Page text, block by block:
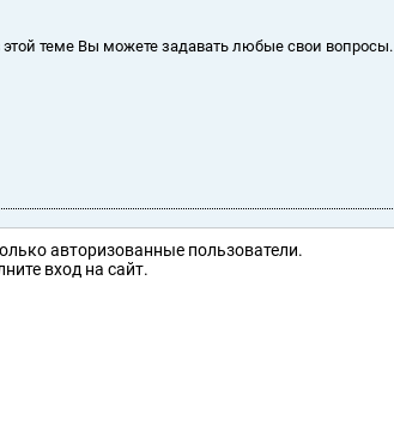
этой теме Вы можете задавать любые свои вопросы.
авторизованные пользователи.
вход на сайт.